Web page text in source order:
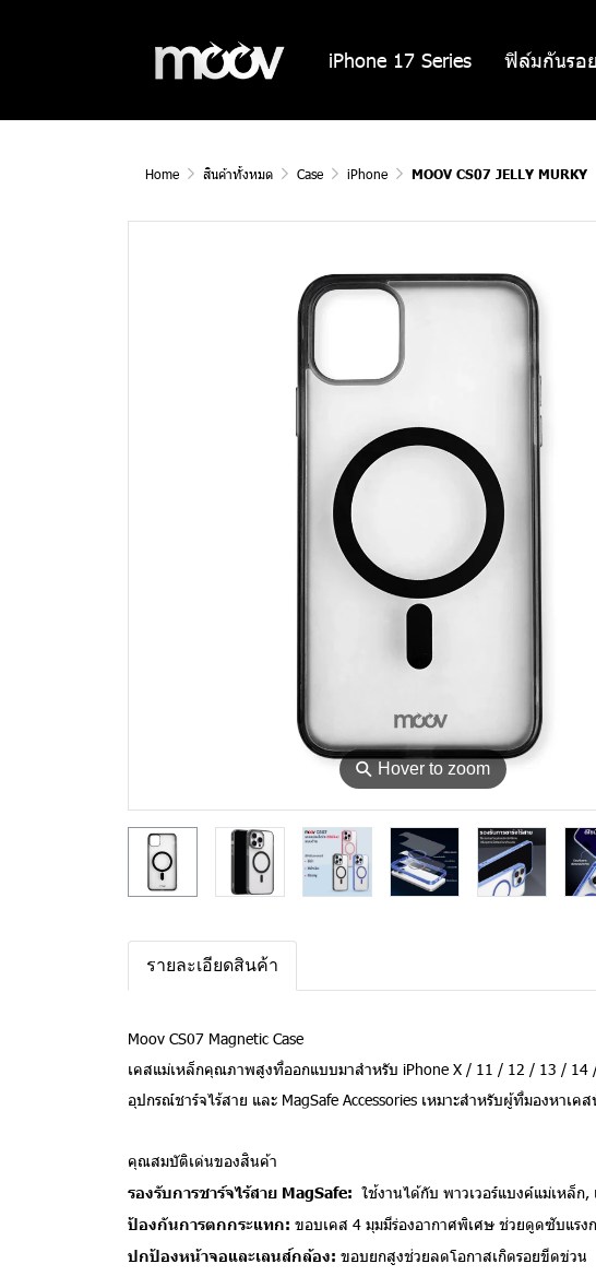
iPhone 17 Series ฟิล์มกันรอย
Home สินค้าทั้งหมด Case iPhone MOOV CS07 JELLY MURKY
⚲Hover to zoom
รายละเอียดสินค้า
Moov CS07 Magnetic Case
เคสแม่เหล็กคุณภาพสูงที่ออกแบบมาสำหรับ iPhone X / 11 / 12 / 13 /
อุปกรณ์ชาร์จไร้สาย และ MagSafe Accessories เหมาะสำหรับผู้ที่มองหา
คุณสมบัติเด่นของสินค้า
รองรับการชาร์จไร้สาย MagSafe: ใช้งานได้กับ พาวเวอร์แบงค์แม่เหล็
ป้องกันการตกกระแทก: ขอบเคส 4 มุมมีร่องอากาศพิเศษ ช่วยดูดซับแรง
ปกป้องหน้าจอและเลนส์กล้อง: ขอบยกสูงช่วยลดโอกาสเกิดรอยขีดข่วน